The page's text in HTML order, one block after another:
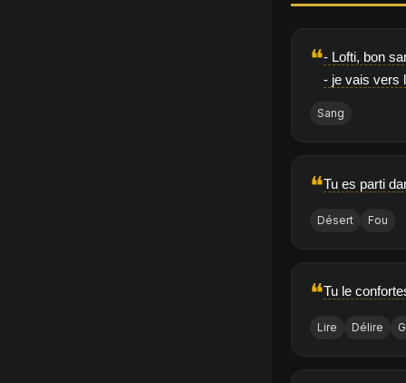
❝- Lofti, bon
- je vais vers
Sang
❝Tu es parti
Désert Fou
❝Tu le
Lire Délire